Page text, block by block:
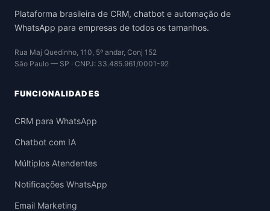
Plataforma brasileira de CRM, chatbot e automação de
WhatsApp para empresas de todos os tamanhos.
Rua Maj Quedinho, 110, 5º andar, Conj 152
São Paulo — SP · CNPJ: 33.485.961/0001-92
FUNCIONALIDADES
CRM para WhatsApp
Chatbot com IA
Múltiplos Atendentes
Notificações WhatsApp
Email Marketing